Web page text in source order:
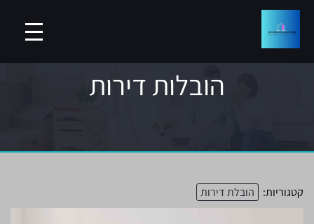
הובלות דירות
קטגוריות: הובלת דירות